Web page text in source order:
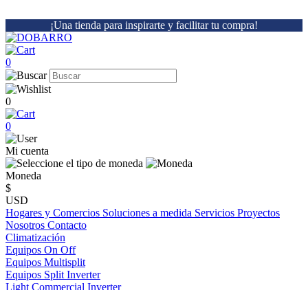
¡Una tienda para inspirarte y facilitar tu compra!
0
0
0
Mi cuenta
Moneda
$
USD
Hogares y Comercios Soluciones a medida Servicios Proyectos
Nosotros Contacto
Climatización
Equipos On Off
Equipos Multisplit
Equipos Split Inverter
Light Commercial Inverter